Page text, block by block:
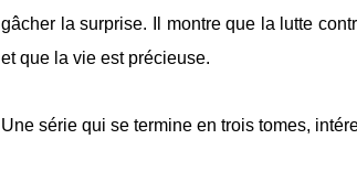
gâcher la surprise. Il montre que la lutte
et que la vie est précieuse.
Une série qui se termine en trois tomes,